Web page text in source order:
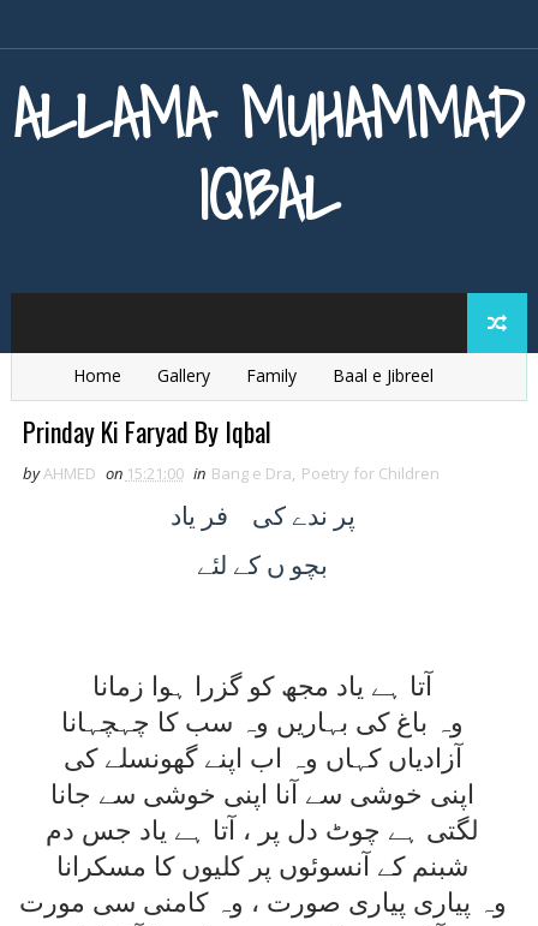
ALLAMA MUHAMMAD
IQBAL
Home Gallery Family
Baal e Jibreel
Zarb e Kaleem
Armaghan e Hijaz
Prinday Ki Faryad By Iqbal
byAHMED on 15:21:00 in Bang e Dra, Poetry for Children
پر ندے کی فر ياد
بچو ں کے لئے
آتا ہے ياد مجھ کو گزرا ہوا زمانا
وہ باغ کی بہاريں وہ سب کا چہچہانا
آزادياں کہاں وہ اب اپنے گھونسلے کی
اپنی خوشی سے آنا اپنی خوشی سے جانا
لگتی ہے چوٹ دل پر ، آتا ہے ياد جس دم
شبنم کے آنسوئوں پر کليوں کا مسکرانا
وہ پياری پياری صورت ، وہ کامنی سی مورت